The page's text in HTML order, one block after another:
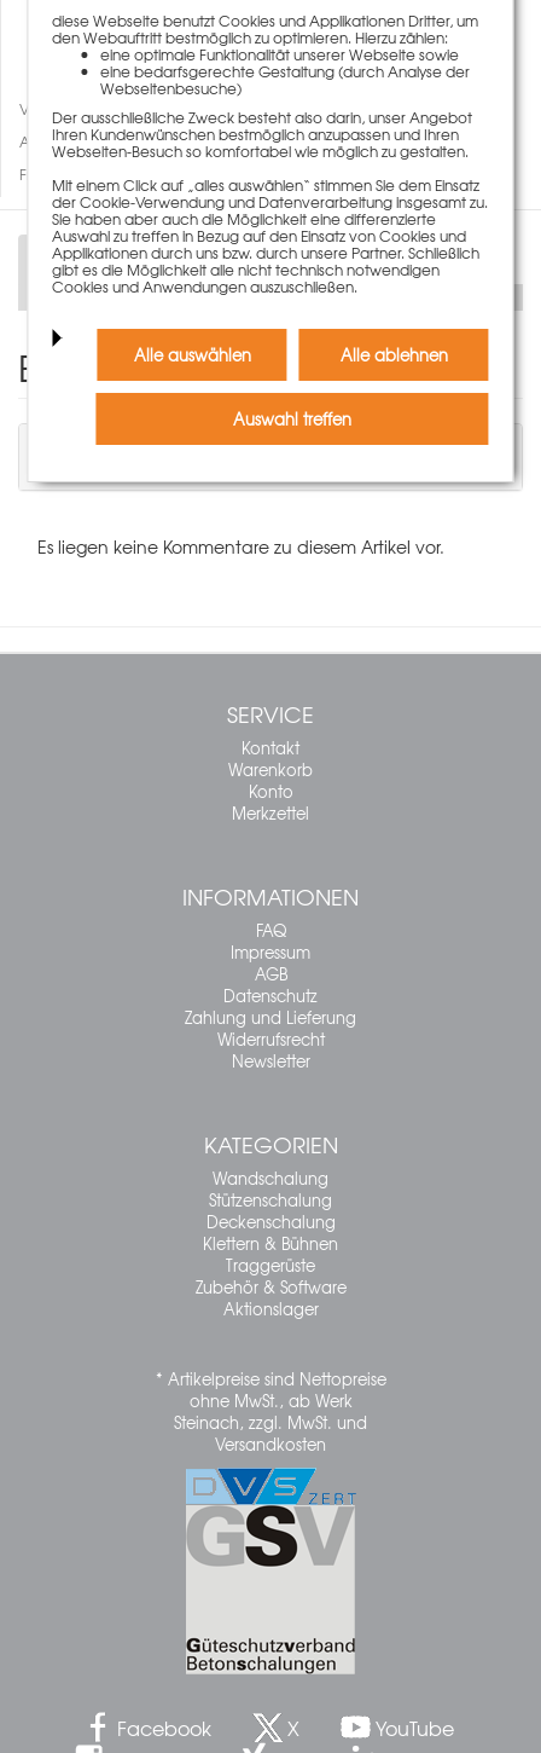
Vergleichen
Auf den Merkzettel
Fragen zum Artikel
Beschreibung Technische Daten
Einen Kommentar schreiben
Sie müssen angemeldet sein, um einen
Es liegen keine Kommentare zu diesem Artikel vor.
SERVICE
Kontakt
Warenkorb
Konto
Merkzettel
INFORMATIONEN
FAQ
Impressum
AGB
Datenschutz
Zahlung und Lieferung
Widerrufsrecht
Newsletter
KATEGORIEN
Wandschalung
Stützenschalung
Deckenschalung
Klettern & Bühnen
Traggerüste
Zubehör & Software
Aktionslager
* Artikelpreise sind Nettopreise
ohne MwSt., ab Werk
Steinach, zzgl. MwSt. und
Versandkosten
Facebook X
YouTube
diese Webseite benutzt Cookies und Applikationen Dritter, um
den Webauftritt bestmöglich zu optimieren. Hierzu zählen:
eine optimale Funktionalität unserer Webseite sowie
eine bedarfsgerechte Gestaltung (durch Analyse der
Webseitenbesuche)
Der ausschließliche Zweck besteht also darin, unser Angebot
Ihren Kundenwünschen bestmöglich anzupassen und Ihren
Webseiten-Besuch so komfortabel wie möglich zu gestalten.
Mit einem Click auf „alles auswählen“ stimmen Sie dem Einsatz
der Cookie-Verwendung und Datenverarbeitung insgesamt zu.
Sie haben aber auch die Möglichkeit eine differenzierte
Auswahl zu treffen in Bezug auf den Einsatz von Cookies und
Applikationen durch uns bzw. durch unsere Partner. Schließlich
gibt es die Möglichkeit alle nicht technisch notwendigen
Cookies und Anwendungen auszuschließen.
Alle auswählen Alle ablehnen
Auswahl treffen